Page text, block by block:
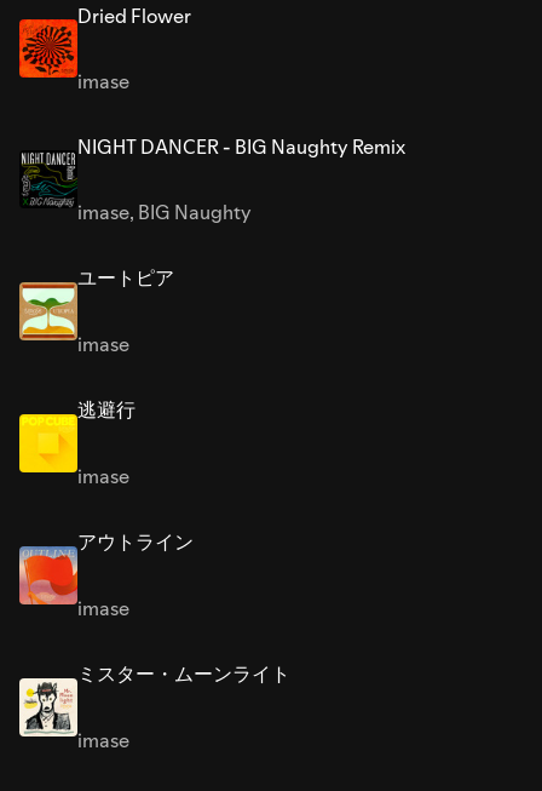
Dried Flower
imase
NIGHT DANCER - BIG Naughty Remix
imase, BIG Naughty
ユートピア
imase
逃避行
imase
アウトライン
imase
ミスター・ムーンライト
imase